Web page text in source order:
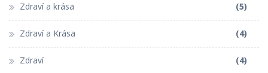
Zdraví a krása (5)
Zdraví a Krása (4)
Zdraví (4)